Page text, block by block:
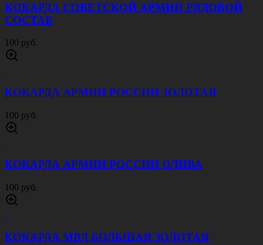
КОКАРДА СОВЕТСКОЙ АРМИИ РЯДОВОЙ
СОСТАВ
100 руб.
КОКАРДА АРМИИ РОССИИ ЗОЛОТАЯ
100 руб.
КОКАРДА АРМИИ РОССИИ ОЛИВА
100 руб.
КОКАРДА МВД БОЛЬШАЯ ЗОЛОТАЯ